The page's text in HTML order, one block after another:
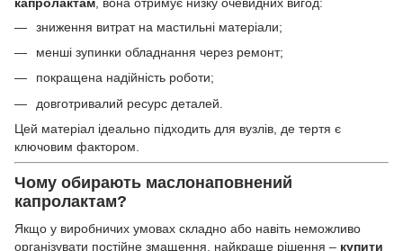
зниження витрат на мастильні матеріали;
менші зупинки обладнання через ремонт;
покращена надійність роботи;
довготривалий ресурс деталей.
Цей матеріал ідеально підходить для вузлів, де тертя є
ключовим фактором.
Чому обирають маслонаповнений
капролактам?
Якщо у виробничих умовах складно або навіть неможливо
організувати постійне змащення, найкраще рішення – купити